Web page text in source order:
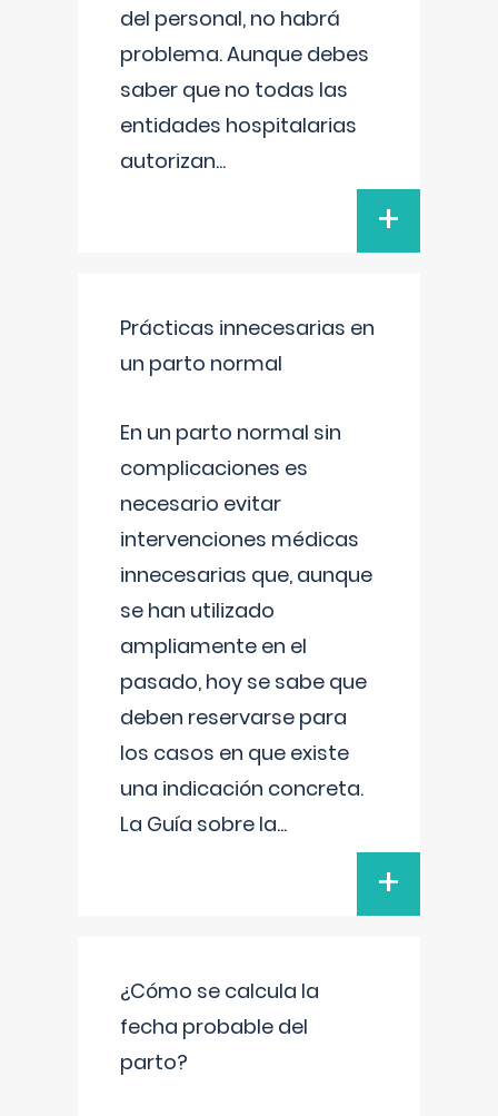
del personal, no habrá
problema. Aunque debes
saber que no todas las
entidades hospitalarias
autorizan...
+
Prácticas innecesarias en
un parto normal
En un parto normal sin
complicaciones es
necesario evitar
intervenciones médicas
innecesarias que, aunque
se han utilizado
ampliamente en el
pasado, hoy se sabe que
deben reservarse para
los casos en que existe
una indicación concreta.
La Guía sobre la...
+
¿Cómo se calcula la
fecha probable del
parto?